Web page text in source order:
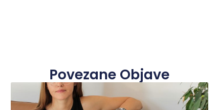
Povezane Objave